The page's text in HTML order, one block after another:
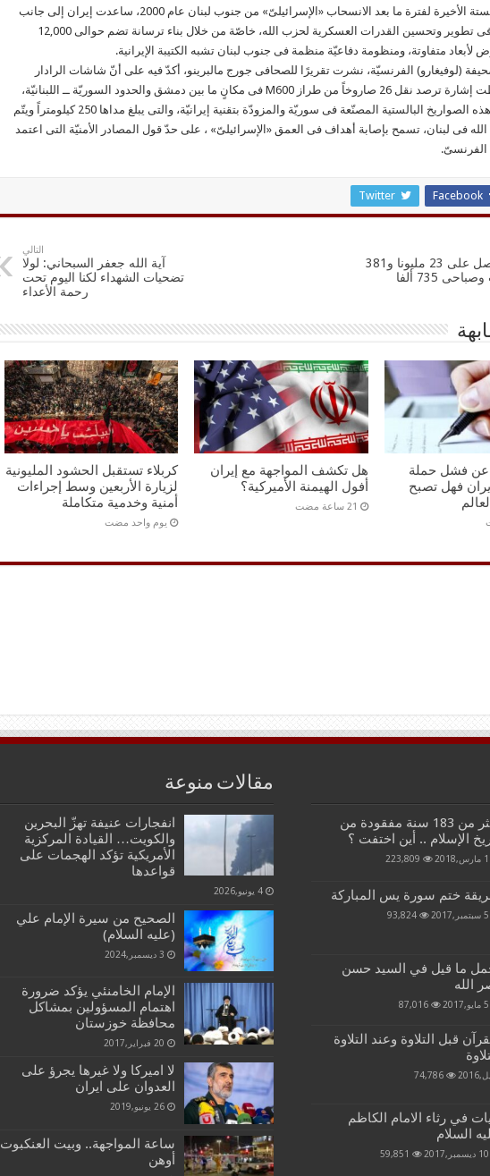
خلال الأعوام الستة الأخیرة لفترة ما بعد الانسحاب «الإسرائیلیّ» من جنوب لبنان عام 2000، ساعدت إیران إلى جانب
حلیفتها سوریّا فی تطویر وتحسین القدرات العسکریة لحزب الله، خاصّة من خلال بناء ترسانة تضم حوالی 12,000
متفاوتة، ومنظومة دفاعیّة منظمة فی جنوب لبنان تشبه الکتیبة الإیرانیة.
(لوفیغارو) الفرنسیّة، نشرت تقریرًا للصحافی جورج مالبرینو، أکدّ فیه على أنّ شاشات الرادار
الأمریکیّة التقطت إشارة ترصد نقل 26 صاروخاً من طراز M600 فی مکانٍ ما بین دمشق والحدود السوریّة ــ اللبنانیّة،
مشیرًا إلى أنّ هذه الصواریخ البالستیة المصنّعة فی سوریّة والمزودّة بتقنیة إیرانیّة، والتی یبلغ مداها 250 کیلومتراً ویتّم
فی لبنان، تسمح بإصابة أهداف فی العمق «الإسرائیلیّ» ، على حدّ قول المصادر الأمنیّة التی اعتمد
الفرنسیّ.
Facebook
Twitter
المشير حصل على 23 مليونا و381
735 ألفا
التالي
آية الله جعفر السبحاني: لولا
تضحيات الشهداء لكنا اليوم تحت
رحمة الأعداء
عن فشل حملة
فهل تصبح
هل تكشف المواجهة مع إيران
أفول الهيمنة الأميركية؟
كربلاء تستقبل الحشود المليونية
لزيارة الأربعين وسط إجراءات
أمنية وخدمية متكاملة
‏يوم واحد مضت
اكثر من 183 سنة مفقودة من
الإسلام .. أين اختفت ؟
1 مارس,2018 223,809
ختم سورة يس المباركة
5 سبتمبر,2017 93,824
ما قيل في السيد حسن
الله
5 مايو,2017 87,016
قبل التلاوة وعند التلاوة
74,786
في رثاء الامام الكاظم
السلام
10 ديسمبر,2017 59,851
مقالات منوعة
انفجارات عنيفة تهزّ البحرين
والكويت… القيادة المركزية
الأمريكية تؤكد الهجمات على
قواعدها
4 يونيو,2026
الصحيح من سيرة الإمام علي
(عليه السلام)
3 ديسمبر,2024
الإمام الخامنئي يؤكد ضرورة
اهتمام المسؤولين بمشاكل
محافظة خوزستان
20 فبراير,2017
لا اميركا ولا غيرها يجرؤ على
العدوان على ايران
26 يونيو,2019
ساعة المواجهة.. وبيت العنكبوت
أوهن